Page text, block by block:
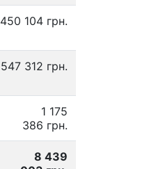
450 104 грн.
547 312 грн.
1 175
386 грн.
8 439